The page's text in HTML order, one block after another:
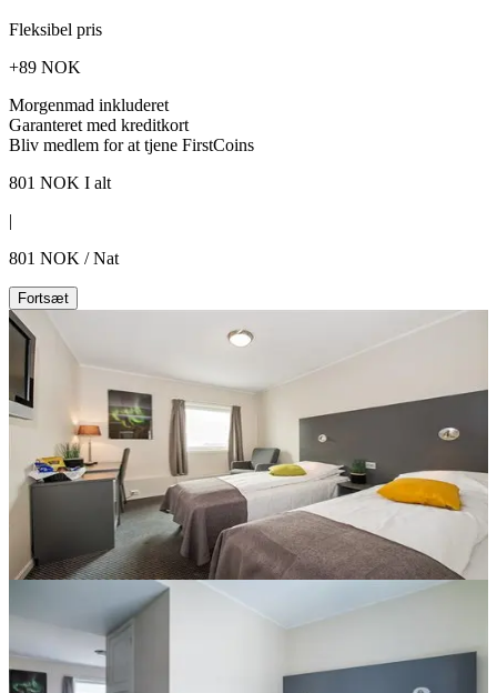
Fleksibel pris
+89 NOK
Morgenmad inkluderet
Garanteret med kreditkort
Bliv medlem for at tjene FirstCoins
801 NOK I alt
|
801 NOK / Nat
Fortsæt